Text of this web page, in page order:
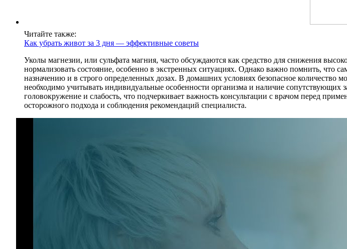
Читайте также:
Как убрать живот за 3 дня — эффективные советы
Уколы магнезии, или сульфата магния, часто обсуждаются как средство для снижения
нормализовать состояние, особенно в экстренных ситуациях. Однако важно помнить, что
назначению и в строго определенных дозах. В домашних условиях безопасное количество
необходимо учитывать индивидуальные особенности организма и наличие
головокружение и слабость, что подчеркивает важность консультации с врачом перед
осторожного подхода и соблюдения рекомендаций специалиста.